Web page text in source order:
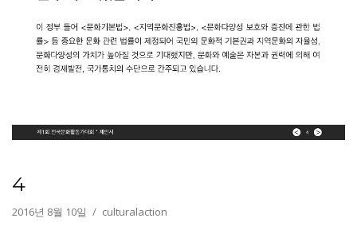
4
2016년 8월 10일 culturalaction